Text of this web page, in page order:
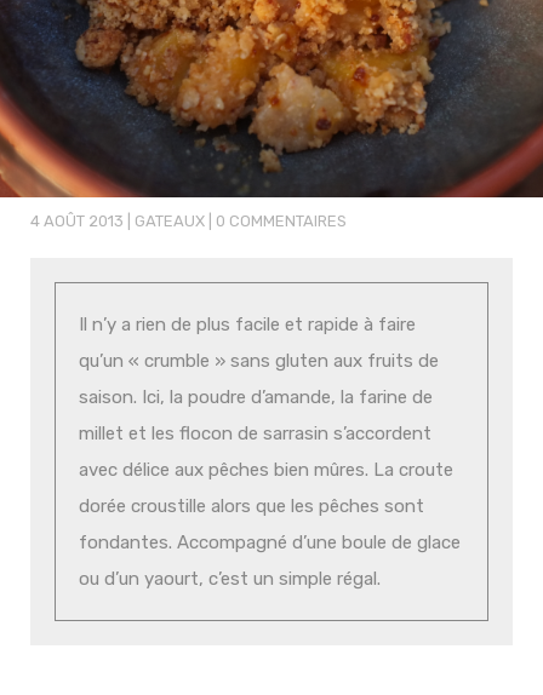
4 AOÛT 2013 GATEAUX 0 COMMENTAIRES
Il n’y a rien de plus facile et rapide à faire
qu’un « crumble » sans gluten aux fruits de
saison. Ici, la poudre d’amande, la farine de
millet et les flocon de sarrasin s’accordent
avec délice aux pêches bien mûres. La croute
dorée croustille alors que les pêches sont
fondantes. Accompagné d’une boule de glace
ou d’un yaourt, c’est un simple régal.